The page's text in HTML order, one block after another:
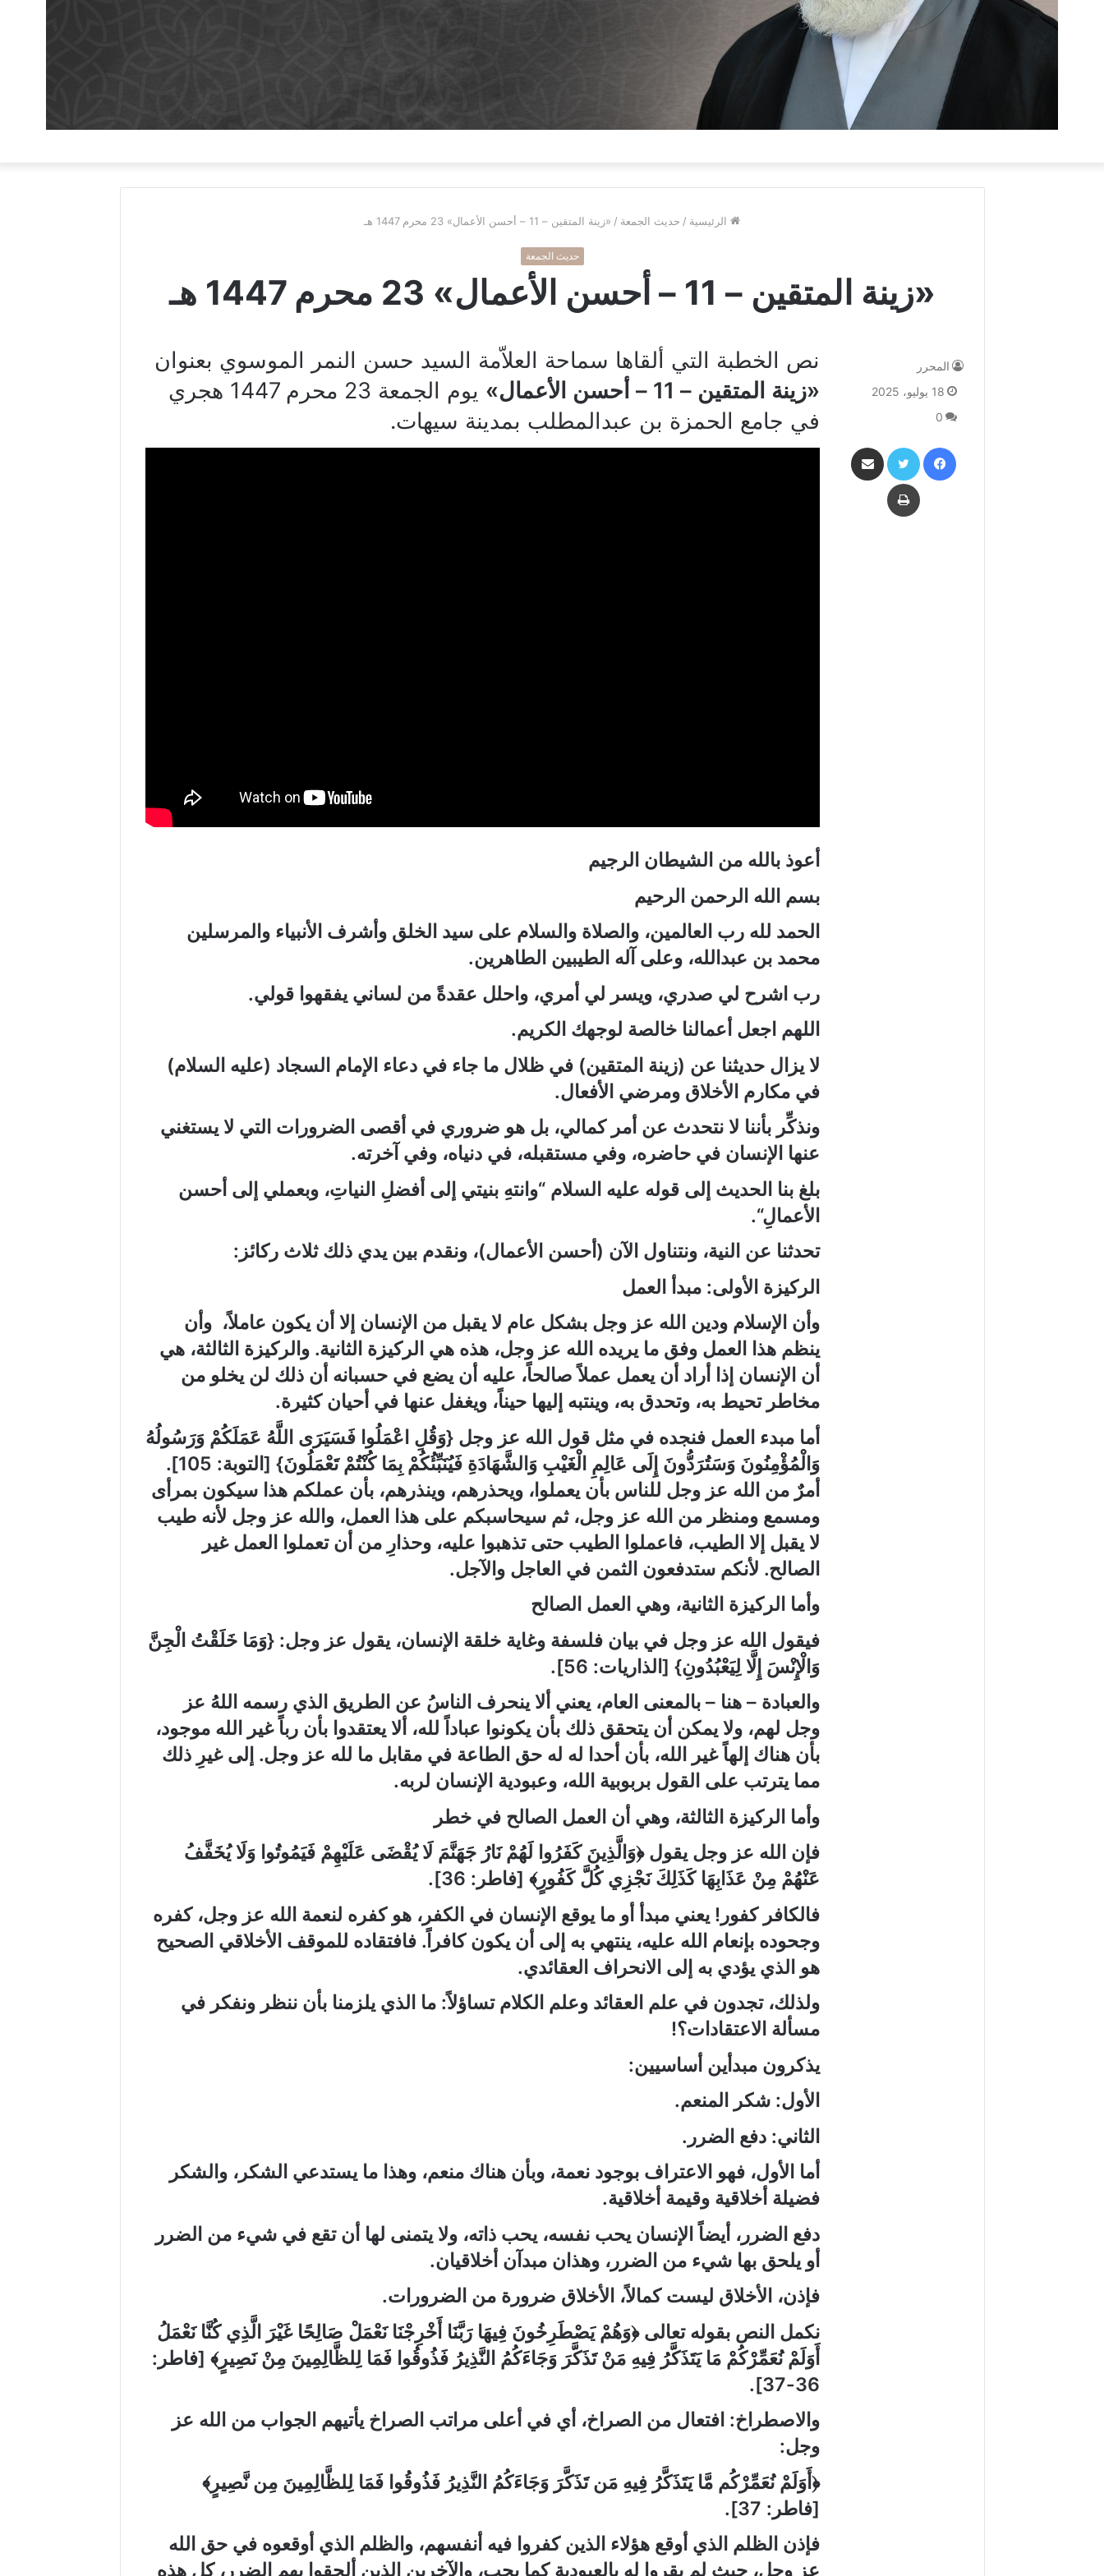
الرئيسية / حديث الجمعة / «زينة المتقين – 11 – أحسن الأعمال» 23 محرم 1447 هـ
حديث الجمعة
«زينة المتقين – 11 – أحسن الأعمال» 23 محرم 1447 هـ
نص الخطبة التي ألقاها سماحة العلاّمة السيد حسن النمر الموسوي بعنوان
«زينة المتقين – 11 – أحسن الأعمال
»
يوم الجمعة 23 محرم 1447 هجري
في جامع الحمزة بن عبدالمطلب بمدينة سيهات.
أعوذ بالله من الشيطان الرجيم
بسم الله الرحمن الرحيم
الحمد لله رب العالمين، والصلاة والسلام على سيد الخلق وأشرف الأنبياء والمرسلين
محمد بن عبدالله، وعلى آله الطيبين الطاهرين.
رب اشرح لي صدري، ويسر لي أمري، واحلل عقدةً من لساني يفقهوا قولي.
اللهم اجعل أعمالنا خالصة لوجهك الكريم.
لا يزال حديثنا عن (زينة المتقين) في ظلال ما جاء في دعاء الإمام السجاد (عليه السلام)
في مكارم الأخلاق ومرضي الأفعال.
ونذكِّر بأننا لا نتحدث عن أمر كمالي، بل هو ضروري في أقصى الضرورات التي لا يستغني
عنها الإنسان في حاضره، وفي مستقبله، في دنياه، وفي آخرته.
بلغ بنا الحديث إلى قوله عليه السلام“وانتهِ بنيتي إلى أفضلِ النياتِ، وبعملي إلى أحسن
الأعمالِ“
.
تحدثنا عن النية، ونتناول الآن ( أحسن الأعمال)، ونقدم بين يدي ذلك ثلاث ركائز :
الركيزة الأولى: مبدأ العمل
وأن الإسلام ودين الله عز وجل بشكل عام لا يقبل من الإنسان إلا أن يكون عاملاً، وأن
ينظم هذا العمل وفق ما يريده الله عز وجل، هذه هي الركيزة الثانية. والركيزة الثالثة، هي
أن الإنسان إذا أراد أن يعمل عملاً صالحاً، عليه أن يضع في حسبانه أن ذلك لن يخلو من
مخاطر تحيط به، وتحدق به، وينتبه إليها حيناً، ويغفل عنها في أحيان كثيرة.
أما مبدء العمل فنجده في مثل قول الله عز وجل{وَقُلِ اعْمَلُوا فَسَيَرَى اللَّهُ عَمَلَكُمْ وَرَسُولُهُ
وَالْمُؤْمِنُونَ وَسَتُرَدُّونَ إِلَى عَالِمِ الْغَيْبِ وَالشَّهَادَةِ فَيُنَبِّئُكُمْ بِمَا كُنْتُمْ تَعْمَلُونَ}
[التوبة:
105]
.
أمرٌ من الله عز وجل للناس بأن يعملوا، ويحذرهم، وينذرهم، بأن عملكم هذا سيكون بمرأى
ومسمع ومنظر من الله عز وجل، ثم سيحاسبكم على هذا العمل، والله عز وجل لأنه طيب
لا يقبل إلا الطيب، فاعملوا الطيب حتى تذهبوا عليه، وحذارِ من أن تعملوا العمل غير
الصالح. لأنكم ستدفعون الثمن في العاجل والآجل.
وأما الركيزة الثانية، وهي العمل الصالح
فيقول الله عز وجل في بيان فلسفة وغاية خلقة الإنسان، يقول عز وجل:
{وَمَا خَلَقْتُ الْجِنَّ
وَالْإِنْسَ إِلَّا لِيَعْبُدُونِ}
[الذاريات:
56]
.
والعبادة– هنا– بالمعنى العام، يعني ألا ينحرف الناسُ عن الطريق الذي رسمه اللهُ عز
وجل لهم، ولا يمكن أن يتحقق ذلك بأن يكونوا عباداً لله، ألا يعتقدوا بأن رباً غير الله موجود،
بأن هناك إلهاً غير الله، بأن أحدا له له حق الطاعة في مقابل ما لله عز وجل. إلى غيرِ ذلك
مما يترتب على القول بربوبية الله، وعبودية الإنسان لربه.
وأما الركيزة الثالثة، وهي أن العمل الصالح في خطر
فإن الله عز وجل يقول﴿وَالَّذِينَ كَفَرُوا لَهُمْ نَارُ جَهَنَّمَ لَا يُقْضَى عَلَيْهِمْ فَيَمُوتُوا وَلَا يُخَفَّفُ
عَنْهُمْ مِنْ عَذَابِهَا كَذَلِكَ نَجْزِي كُلَّ كَفُورٍ﴾ [فاطر :
36]
.
فالكافر كفور ! يعني مبدأ أو ما يوقع الإنسان في الكفر، هو كفره لنعمة الله عز وجل، كفره
وجحوده بإنعام الله عليه، ينتهي به إلى أن يكون كافراً. فافتقاده للموقف الأخلاقي الصحيح
هو الذي يؤدي به إلى الانحراف العقائدي.
ولذلك، تجدون في علم العقائد وعلم الكلام تساؤلاً: ما الذي يلزمنا بأن ننظر ونفكر في
مسألة الاعتقادات؟!
يذكرون مبدأين أساسيين:
الأول: شكر المنعم.
الثاني: دفع الضرر.
أما الأول، فهو الاعتراف بوجود نعمة، وبأن هناك منعم، وهذا ما يستدعي الشكر، والشكر
فضيلة أخلاقية وقيمة أخلاقية.
دفع الضرر، أيضاً الإنسان يحب نفسه، يحب ذاته، ولا يتمنى لها أن تقع في شيء من الضرر
أو يلحق بها شيء من الضرر، وهذان مبدآن أخلاقيان.
فإذن، الأخلاق ليست كمالاً، الأخلاق ضرورة من الضرورات.
نكمل النص بقوله تعالى﴿وَهُمْ يَصْطَرِخُونَ فِيهَا رَبَّنَا أَخْرِجْنَا نَعْمَلْ صَالِحًا غَيْرَ الَّذِي كُنَّا نَعْمَلُ
أَوَلَمْ نُعَمِّرْكُمْ مَا يَتَذَكَّرُ فِيهِ مَنْ تَذَكَّرَ وَجَاءَكُمُ النَّذِيرُ فَذُوقُوا فَمَا لِلظَّالِمِينَ مِنْ نَصِيرٍ﴾ [فاطر :
36-37]
.
والاصطراخ: افتعال من الصراخ، أي في أعلى مراتب الصراخ يأتيهم الجواب من الله عز
وجل:
﴿أَوَلَمْ نُعَمِّرْكُم مَّا يَتَذَكَّرُ فِيهِ مَن تَذَكَّرَ وَجَاءَكُمُ النَّذِيرُ فَذُوقُوا فَمَا لِلظَّالِمِينَ مِن نَّصِيرٍ﴾
[فاطر :
37]
.
فإذن الظلم الذي أوقع هؤلاء الذين كفروا فيه أنفسهم، والظلم الذي أوقعوه في حق الله
عز وجل، حيث لم يقروا له بالعبودية كما يجب، والآخرين الذين ألحقوا بهم الضرر، كل هذه
المحرر
18 يوليو، 2025
0
فيسبوك تويتر
طباعة